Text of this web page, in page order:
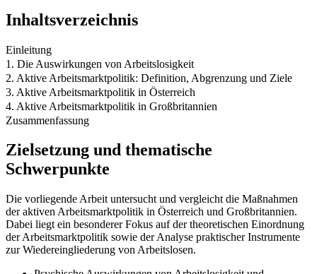
Inhaltsverzeichnis
Einleitung
1. Die Auswirkungen von Arbeitslosigkeit
2. Aktive Arbeitsmarktpolitik: Definition, Abgrenzung und Ziele
3. Aktive Arbeitsmarktpolitik in Österreich
4. Aktive Arbeitsmarktpolitik in Großbritannien
Zusammenfassung
Zielsetzung und thematische
Schwerpunkte
Die vorliegende Arbeit untersucht und vergleicht die Maßnahmen
der aktiven Arbeitsmarktpolitik in Österreich und Großbritannien.
Dabei liegt ein besonderer Fokus auf der theoretischen Einordnung
der Arbeitsmarktpolitik sowie der Analyse praktischer Instrumente
zur Wiedereingliederung von Arbeitslosen.